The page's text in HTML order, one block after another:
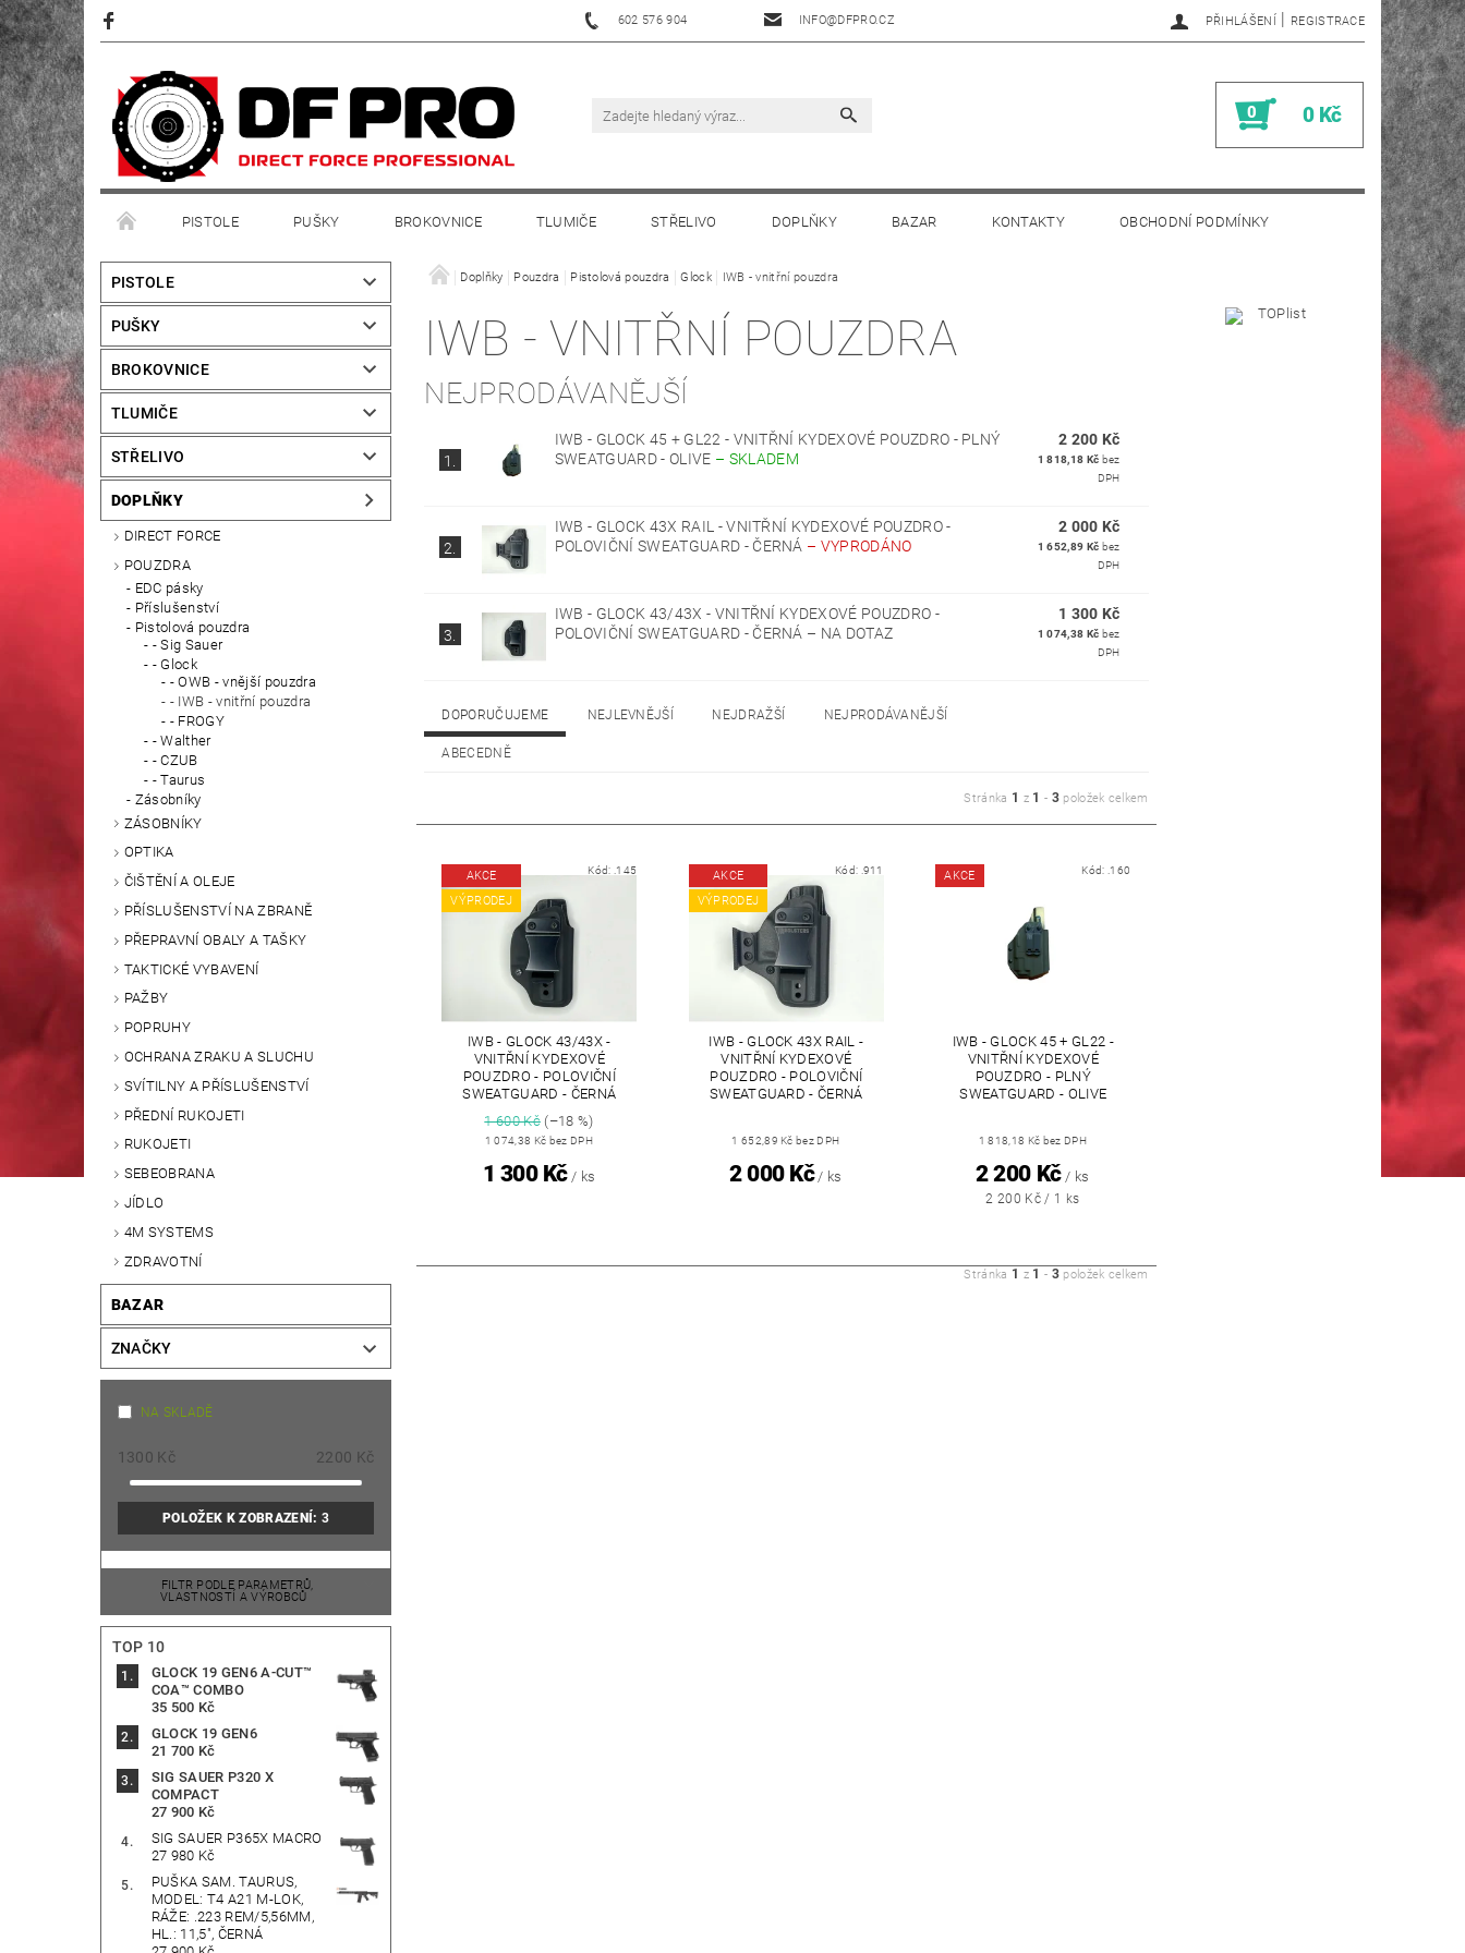
602 576 904 INFO@DFPRO.CZ PŘIHLÁŠENÍ | REGISTRACE
0 0 Kč
PISTOLE PUŠKY BROKOVNICE TLUMIČE STŘELIVO DOPLŇKY BAZAR KONTAKTY OBCHODNÍ PODMÍNKY
PISTOLE
PUŠKY
BROKOVNICE
TLUMIČE
STŘELIVO
DOPLŇKY
DIRECT FORCE
POUZDRA
EDC pásky
Příslušenství
Pistolová pouzdra
- Sig Sauer
- Glock
- OWB - vnější pouzdra
- IWB - vnitřní pouzdra
- FROGY
- Walther
- CZUB
- Taurus
Zásobníky
ZÁSOBNÍKY
OPTIKA
ČIŠTĚNÍ A OLEJE
PŘÍSLUŠENSTVÍ NA ZBRANĚ
PŘEPRAVNÍ OBALY A TAŠKY
TAKTICKÉ VYBAVENÍ
PAŽBY
POPRUHY
OCHRANA ZRAKU A SLUCHU
SVÍTILNY A PŘÍSLUŠENSTVÍ
PŘEDNÍ RUKOJETI
RUKOJETI
SEBEOBRANA
JÍDLO
4M SYSTEMS
ZDRAVOTNÍ
BAZAR
ZNAČKY
NA SKLADĚ
1300 Kč 2200 Kč
POLOŽEK K ZOBRAZENÍ: 3
FILTR PODLE PARAMETRŮ,
VLASTNOSTÍ A VÝROBCŮ
TOP 10
GLOCK 19 GEN6 A-CUT™
COA™ COMBO
35 500 Kč
GLOCK 19 GEN6
21 700 Kč
SIG SAUER P320 X
COMPACT
27 900 Kč
SIG SAUER P365X MACRO
27 980 Kč
PUŠKA SAM. TAURUS,
MODEL: T4 A21 M-LOK,
RÁŽE: .223 REM/5,56MM,
HL.: 11,5", ČERNÁ
Doplňky Pouzdra Pistolová pouzdra Glock IWB - vnitřní pouzdra
IWB - VNITŘNÍ POUZDRA
NEJPRODÁVANĚJŠÍ
1.
IWB - GLOCK 45 + GL22 - VNITŘNÍ KYDEXOVÉ POUZDRO - PLNÝ
SWEATGUARD - OLIVE – SKLADEM
2 200 Kč
1 818,18 Kč bez
DPH
2.
IWB - GLOCK 43X RAIL - VNITŘNÍ KYDEXOVÉ POUZDRO -
POLOVIČNÍ SWEATGUARD - ČERNÁ – VYPRODÁNO
2 000 Kč
1 652,89 Kč bez
DPH
3.
IWB - GLOCK 43/43X - VNITŘNÍ KYDEXOVÉ POUZDRO -
POLOVIČNÍ SWEATGUARD - ČERNÁ – NA DOTAZ
1 300 Kč
1 074,38 Kč bez
DPH
DOPORUČUJEME NEJLEVNĚJŠÍ NEJDRAŽŠÍ NEJPRODÁVANĚJŠÍ
ABECEDNĚ
Stránka 1 z 1 - 3položek celkem
AKCE
VÝPRODEJ
Kód: .145
IWB - GLOCK 43/43X -
VNITŘNÍ KYDEXOVÉ
POUZDRO - POLOVIČNÍ
SWEATGUARD - ČERNÁ
1 600 Kč(–18 %)
1 074,38 Kč bez DPH
1 300 Kč / ks
AKCE
VÝPRODEJ
Kód: .911
IWB - GLOCK 43X RAIL -
VNITŘNÍ KYDEXOVÉ
POUZDRO - POLOVIČNÍ
SWEATGUARD - ČERNÁ
1 652,89 Kč bez DPH
2 000 Kč / ks
AKCE Kód: .160
IWB - GLOCK 45 + GL22 -
VNITŘNÍ KYDEXOVÉ
POUZDRO - PLNÝ
SWEATGUARD - OLIVE
1 818,18 Kč bez DPH
2 200 Kč / ks
2 200 Kč / 1 ks
Stránka 1 z 1 - 3položek celkem